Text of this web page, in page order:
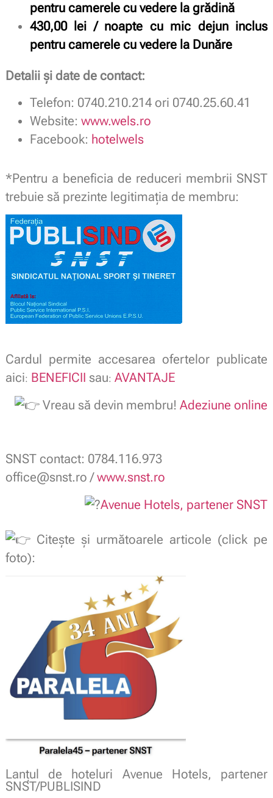
pentru camerele cu vedere la grădină
430,00 lei / noapte cu mic dejun inclus
pentru camerele cu vedere la Dunăre
Detalii și date de contact:
Telefon: 0740.210.214 ori 0740.25.60.41
Website: www.wels.ro
Facebook: hotelwels
*Pentru a beneficia de reduceri membrii SNST
trebuie să prezinte legitimaţia de membru:
Cardul permite accesarea ofertelor publicate
aici: BENEFICII sau: AVANTAJE
Vreau să devin membru!Adeziune online
SNST contact: 0784.116.973
office@snst.ro /www.snst.ro
Avenue Hotels, partener SNST
Citește și următoarele articole (click pe
foto):
Lanțul de hoteluri Avenue Hotels, partener
SNST/PUBLISIND